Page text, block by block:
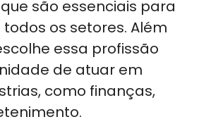
são essenciais para
os setores. Além
essa profissão
de atuar em
como finanças,